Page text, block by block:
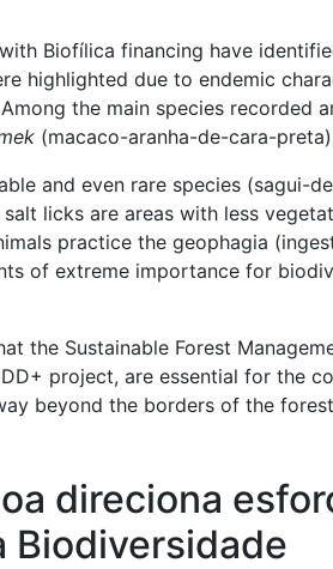
Biofílica financing have
highlighted due to endemic
the main species recorded
(macaco-aranha-de-cara-
and even rare species (sagui-
licks are areas with less
practice the geophagia
of extreme importance for
the Sustainable Forest
project, are essential for the
beyond the borders of the
direciona
Biodiversidade